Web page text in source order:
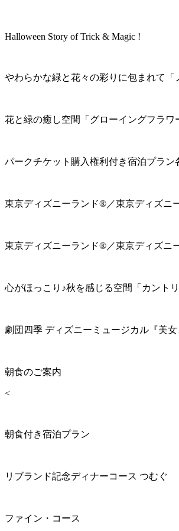
Halloween Story of Trick & Magic !
やわらかな緑と花々の彩りに包まれて「
花と緑の癒し空間「グローイングフラワ
パークチケット購入権利付き宿泊プラン
東京ディズニーランド®／東京ディズニ
東京ディズニーランド®／東京ディズニ
心がほっこり♪秋を感じる空間「カント
劇団四季 ディズニーミュージカル『美
朝食のご案内
<
朝食付き宿泊プラン
リブランド記念ディナーコース つむぐ
ファイン・コース